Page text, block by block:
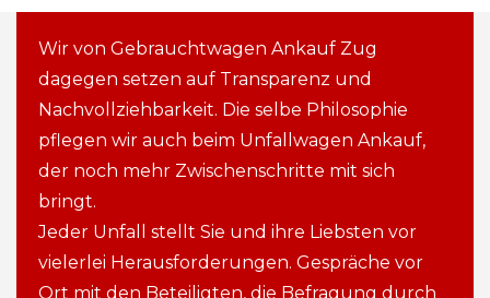
Wir von Gebrauchtwagen Ankauf Zug
dagegen setzen auf Transparenz und
Nachvollziehbarkeit. Die selbe Philosophie
pflegen wir auch beim Unfallwagen Ankauf,
der noch mehr Zwischenschritte mit sich
bringt.
Jeder Unfall stellt Sie und ihre Liebsten vor
vielerlei Herausforderungen. Gespräche vor
Ort mit den Beteiligten, die Befragung durch